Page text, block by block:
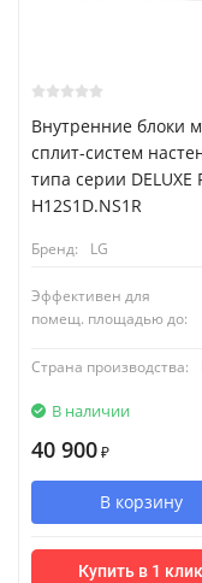
Внутренние блоки
сплит-систем
типа серии DELUXE
H12S1D.NS1R
Бренд: LG
Эффективен для
помещ. площадью до:
Страна производства:
В наличии
40 900 ₽
В корзину
Купить в 1 клик